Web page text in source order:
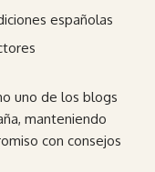
españolas
uno de los blogs
manteniendo
con consejos